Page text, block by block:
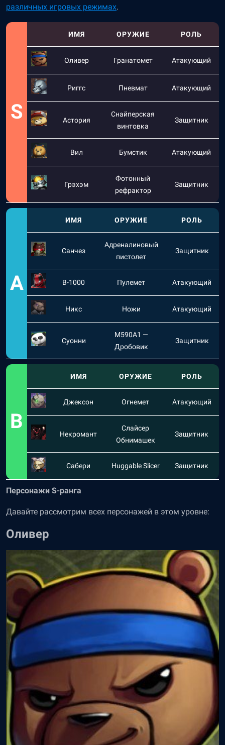
различных игровых режимах.
S
ИМЯ ОРУЖИЕ РОЛЬ
Оливер Гранатомет Атакующий
Риггс Пневмат Атакующий
Астория
Снайперская
винтовка
Защитник
Вил Бумстик Атакующий
Грэхэм
Фотонный
рефрактор
Защитник
A
ИМЯ ОРУЖИЕ РОЛЬ
Санчез
Адреналиновый
пистолет
Защитник
B-1000 Пулемет Атакующий
Никс Ножи Атакующий
Суонни
M590A1 —
Дробовик
Защитник
B
ИМЯ ОРУЖИЕ РОЛЬ
Джексон Огнемет Атакующий
Некромант
Слайсер
Обнимашек
Защитник
Сабери Huggable Slicer Защитник
Персонажи S-ранга
Давайте рассмотрим всех персонажей в этом уровне:
Оливер